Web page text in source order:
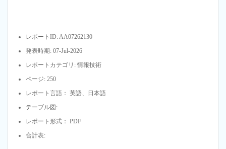
レポートID: AA07262130
発表時期: 07-Jul-2026
レポートカテゴリ: 情報技術
ページ: 250
レポート言語： 英語、日本語
テーブル図:
レポート形式： PDF
合計表: